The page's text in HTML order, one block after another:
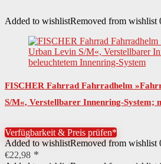
Added to wishlistRemoved from wishlist
FISCHER Fahrrad Fahrradhelm
S/M«, Verstellbarer Innenring-System;
Verfügbarkeit & Preis prüfen*
Added to wishlistRemoved from wishlist
€22,98